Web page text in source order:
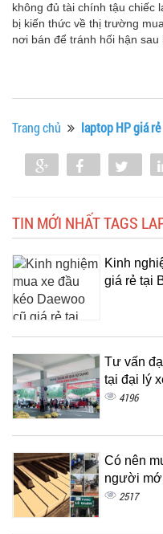
không đủ tài chính tậu chiếc
bị kiến thức về thị trường
nơi bán để tránh hối hận sau
Trang chủ laptop HP giá rẻ
Share Share
TIN MỚI NHẤT TAGS
Kinh
giá rẻ tại
Tư vấn
tại đại lý
4196
Có nên
người
2517